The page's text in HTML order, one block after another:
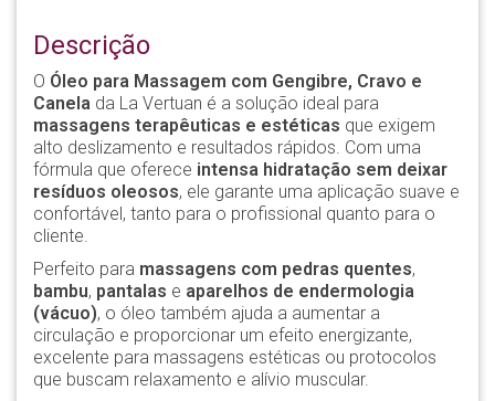
Descrição
O Óleo para Massagem com Gengibre, Cravo e
Canela da La Vertuan é a solução ideal para
massagens terapêuticas e estéticas que exigem
alto deslizamento e resultados rápidos. Com uma
fórmula que oferece intensa hidratação sem deixar
resíduos oleosos, ele garante uma aplicação suave e
confortável, tanto para o profissional quanto para o
cliente.
Perfeito para massagens com pedras quentes,
bambu, pantalas e aparelhos de endermologia
(vácuo), o óleo também ajuda a aumentar a
circulação e proporcionar um efeito energizante,
excelente para massagens estéticas ou protocolos
que buscam relaxamento e alívio muscular.